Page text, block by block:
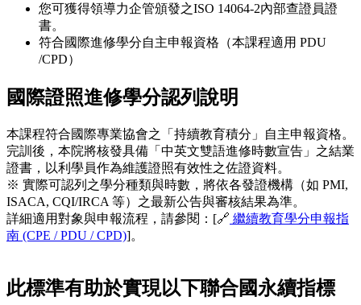
您可獲得領導力企管頒發之ISO 14064-2內部查證員證
書。
符合國際進修學分自主申報資格（本課程適用 PDU
/CPD）
國際證照進修學分認列說明
本課程符合國際專業協會之「持續教育積分」自主申報資格。
完訓後，本院將核發具備「中英文雙語進修時數宣告」之結業
證書，以利學員作為維護證照有效性之佐證資料。
※ 實際可認列之學分種類與時數，將依各發證機構（如 PMI,
ISACA, CQI/IRCA 等）之最新公告與審核結果為準。
詳細適用對象與申報流程，請參閱：[🔗 繼續教育學分申報指
南 (CPE / PDU / CPD)]。
此標準有助於實現以下聯合國永續指標